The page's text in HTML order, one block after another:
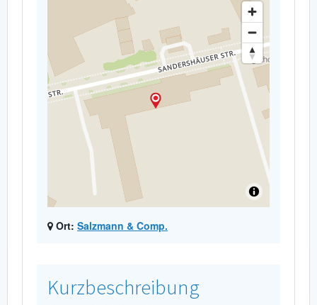
Ort: Salzmann & Comp.
Kurzbeschreibung